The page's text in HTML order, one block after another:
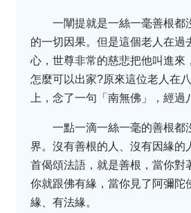
一闡提就是一絲一毫善根都
的一切因果。但是這個老人在
心，世尊非常的慈悲把他叫進來
怎麼可以出家?原來這位老人在
上，念了一句「南無佛」，經
一點一滴一絲一毫的善根都
界。沒有善根的人、沒有因緣的
首偈頌法語，就是善根，當你對
你就跟佛有緣，當你見了阿彌陀
緣、有法緣。